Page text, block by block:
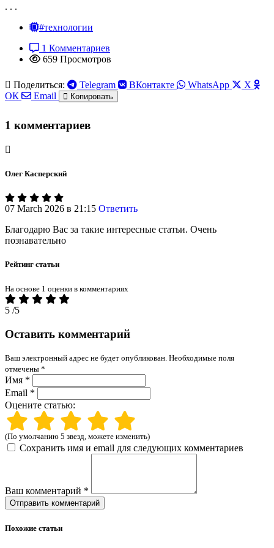
. . .
#технологии
1 Комментариев
659 Просмотров
Поделиться: Telegram ВКонтакте WhatsApp
X
ОК
Email Копировать
1 комментариев
Олег Касперский
07 March 2026 в 21:15 Ответить
Благодарю Вас за такие интересные статьи. Очень
познавательно
Рейтинг статьи
На основе 1 оценки в комментариях
5 /5
Оставить комментарий
Ваш электронный адрес не будет опубликован. Необходимые поля
отмечены *
Имя *
Email *
Оцените статью:
(По умолчанию 5 звезд, можете изменить)
Сохранить имя и email для следующих комментариев
Ваш комментарий *
Отправить комментарий
Похожие статьи